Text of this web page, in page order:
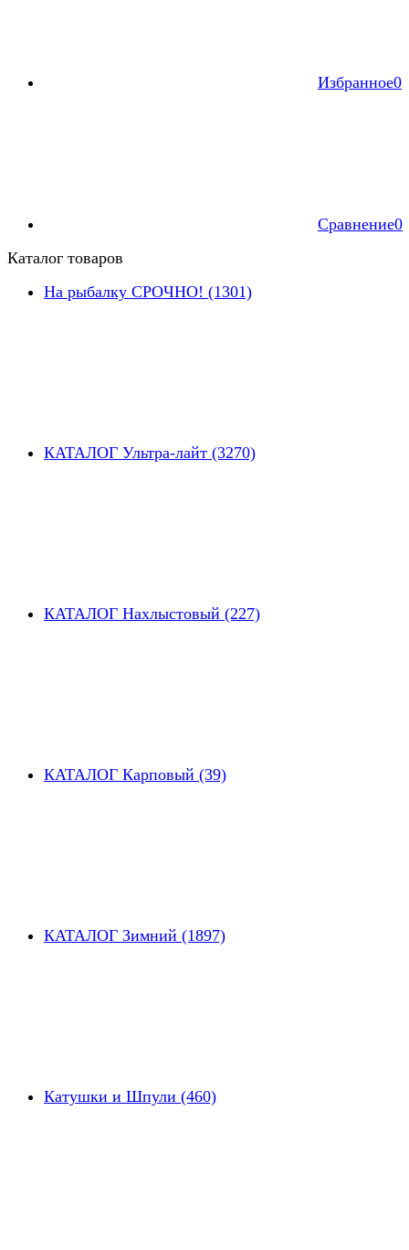
Избранное0
Сравнение0
Каталог товаров
На рыбалку СРОЧНО! (1301)
КАТАЛОГ Ультра-лайт (3270)
КАТАЛОГ Нахлыстовый (227)
КАТАЛОГ Карповый (39)
КАТАЛОГ Зимний (1897)
Катушки и Шпули (460)